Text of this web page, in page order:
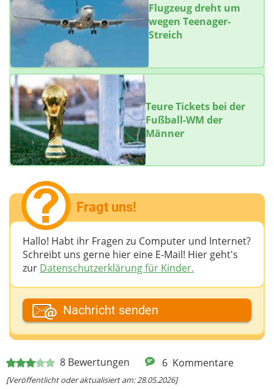
8 Bewertungen 6 Kommentare
[Veröffentlicht oder aktualisiert am: 28.05.2026]
Flugzeug dreht um
wegen Teenager-
Streich
Teure Tickets bei der
Fußball-WM der
Männer
Fragt uns!
Hallo! Habt ihr Fragen zu Computer und Internet?
Schreibt uns gerne hier eine E-Mail! Hier geht's
zur Datenschutzerklärung für Kinder.
Dein Fantasiename
Deine E-Mail-Adresse (wenn du eine Antwort
möchtest)
Nachricht senden